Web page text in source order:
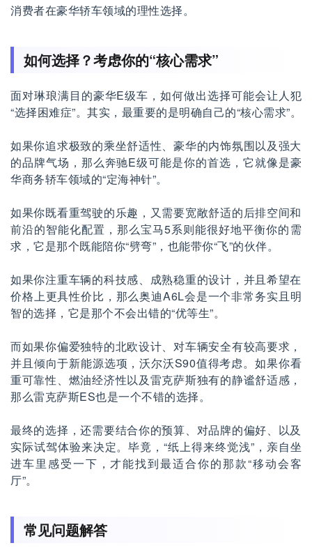
消费者在豪华轿车领域的理性选择。
如何选择？考虑你的“核心需求”
面对琳琅满目的豪华E级车，如何做出选择可能会让人犯
“选择困难症”。其实，最重要的是明确自己的“核心需求”。
如果你追求极致的乘坐舒适性、豪华的内饰氛围以及强大
的品牌气场，那么奔驰E级可能是你的首选，它就像是豪
华商务轿车领域的“定海神针”。
如果你既看重驾驶的乐趣，又需要宽敞舒适的后排空间和
前沿的智能化配置，那么宝马5系则能很好地平衡你的需
求，它是那个既能陪你“劈弯”，也能带你“飞”的伙伴。
如果你注重车辆的科技感、成熟稳重的设计，并且希望在
价格上更具性价比，那么奥迪A6L会是一个非常务实且明
智的选择，它是那个不会出错的“优等生”。
而如果你偏爱独特的北欧设计、对车辆安全有较高要求，
并且倾向于新能源选项，沃尔沃S90值得考虑。如果你看
重可靠性、燃油经济性以及雷克萨斯独有的静谧舒适感，
那么雷克萨斯ES也是一个不错的选择。
最终的选择，还需要结合你的预算、对品牌的偏好、以及
实际试驾体验来决定。毕竟，“纸上得来终觉浅”，亲自坐
进车里感受一下，才能找到最适合你的那款“移动会客
厅”。
常见问题解答